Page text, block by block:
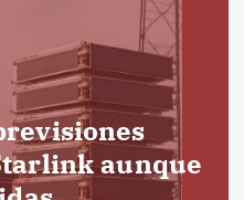
aunque